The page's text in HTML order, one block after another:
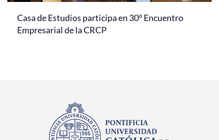
Casa de Estudios participa en 30° Encuentro
Empresarial de la CRCP